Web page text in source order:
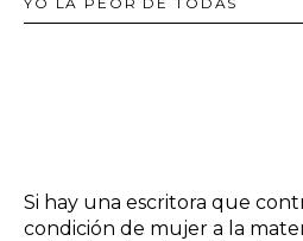
Si hay una escritora que
condición de mujer a la